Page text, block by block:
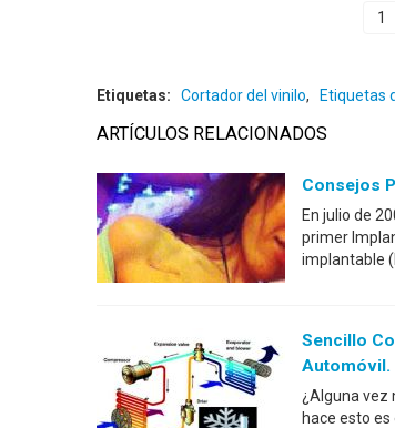
1
Etiquetas: Cortador del vinilo, Etiquetas
ARTÍCULOS RELACIONADOS
Consejos
En julio de
primer
implantable
Sencillo
Automóvil.
¿Alguna vez
hace esto